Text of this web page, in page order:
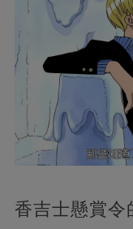
香吉士懸賞令